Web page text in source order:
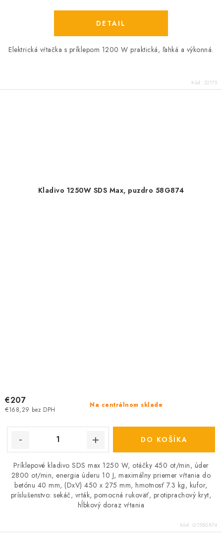
DETAIL
Elektrická vŕtačka s príklepom 1200 W praktická, ľahká a výkonná.
Kód: 22175
Kladivo 1250W SDS Max, puzdro 58G874
Na centrálnom sklade
€168,29 bez DPH
€207
DO KOŠÍKA
Príklepové kladivo SDS max 1250 W, otáčky 450 ot/min, úder
2800 ot/min, energia úderu 10 J, maximálny priemer vŕtania do
betónu 40 mm, (DxV) 450 x 275 mm, hmotnosť 7.3 kg, kufor,
príslušenstvo: sekáč, vrták, pomocná rukoväť, protiprachový kryt,
hĺbkový doraz vŕtania
Kód: GT58G874